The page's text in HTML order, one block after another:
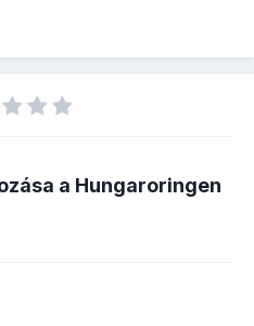
a Hungaroringen